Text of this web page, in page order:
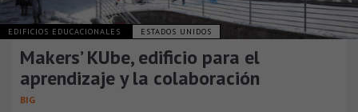
EDIFICIOS EDUCACIONALES ESTADOS UNIDOS
Makers’ KUbe, edificio para el
aprendizaje y la colaboración
BIG